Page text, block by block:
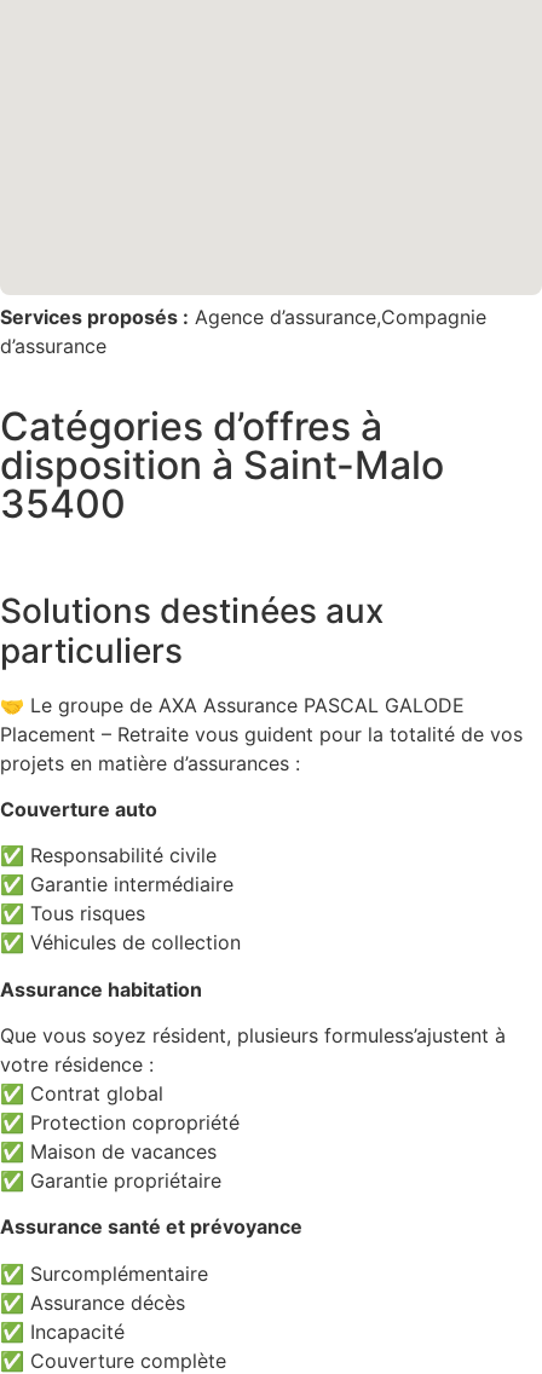
Services proposés : Agence d’assurance,Compagnie
d’assurance
Catégories d’offres à
disposition à Saint-Malo
35400
Solutions destinées aux
particuliers
🤝 Le groupe de AXA Assurance PASCAL GALODE
Placement – Retraite vous guident pour la totalité de vos
projets en matière d’assurances :
Couverture auto
✅ Responsabilité civile
✅ Garantie intermédiaire
✅ Tous risques
✅ Véhicules de collection
Assurance habitation
Que vous soyez résident, plusieurs formuless’ajustent à
votre résidence :
✅ Contrat global
✅ Protection copropriété
✅ Maison de vacances
✅ Garantie propriétaire
Assurance santé et prévoyance
✅ Surcomplémentaire
✅ Assurance décès
✅ Incapacité
✅ Couverture complète